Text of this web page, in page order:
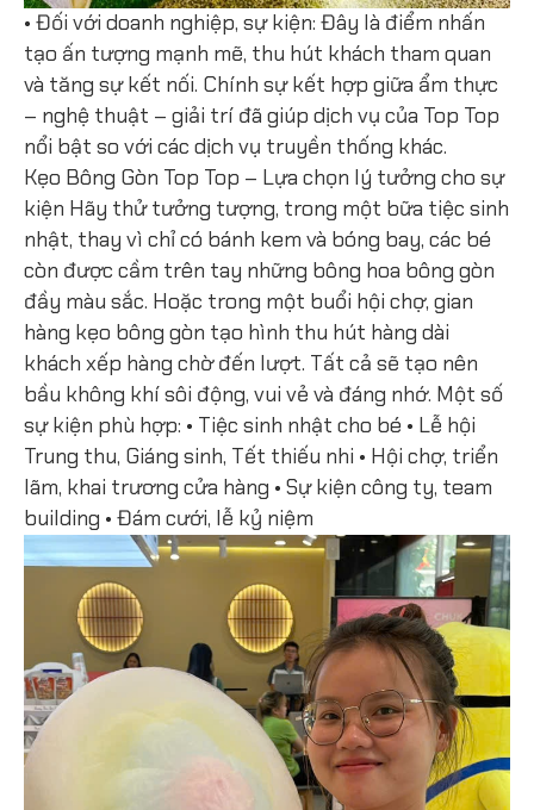
• Đối với doanh nghiệp, sự kiện: Đây là điểm nhấn
tạo ấn tượng mạnh mẽ, thu hút khách tham quan
và tăng sự kết nối. Chính sự kết hợp giữa ẩm thực
– nghệ thuật – giải trí đã giúp dịch vụ của Top Top
nổi bật so với các dịch vụ truyền thống khác.
Kẹo Bông Gòn Top Top – Lựa chọn lý tưởng cho sự
kiện Hãy thử tưởng tượng, trong một bữa tiệc sinh
nhật, thay vì chỉ có bánh kem và bóng bay, các bé
còn được cầm trên tay những bông hoa bông gòn
đầy màu sắc. Hoặc trong một buổi hội chợ, gian
hàng kẹo bông gòn tạo hình thu hút hàng dài
khách xếp hàng chờ đến lượt. Tất cả sẽ tạo nên
bầu không khí sôi động, vui vẻ và đáng nhớ. Một số
sự kiện phù hợp: • Tiệc sinh nhật cho bé • Lễ hội
Trung thu, Giáng sinh, Tết thiếu nhi • Hội chợ, triển
lãm, khai trương cửa hàng • Sự kiện công ty, team
building • Đám cưới, lễ kỷ niệm